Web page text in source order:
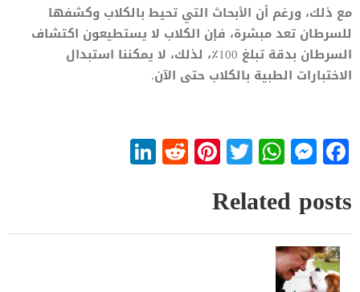
مع ذلك، ورغم أن الأبحاث التي تحيط بالكلاب وكشفها
للسرطان تعد مبشرة، فإن الكلاب لا يستطيعون اكتشاف
السرطان بدقة تبلغ 100٪، لذلك، لا يمكننا استبدال
الاختبارات الطبية بالكلاب حتى الآن.
Facebook
Messenger
WhatsApp
Twitter
Pinterest
Reddit
Related posts